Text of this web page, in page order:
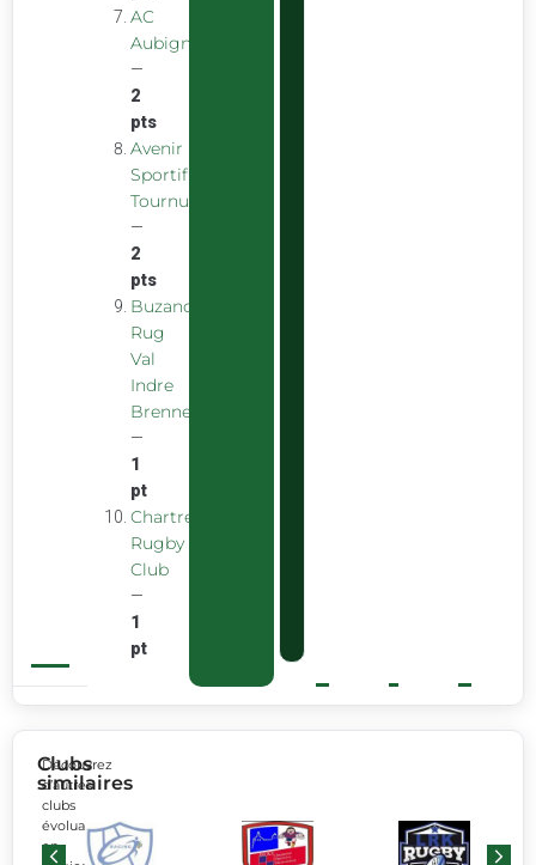
AC
Aubigny
—
2
pts
Avenir
Sportif
Tournus
—
2
pts
Buzancais
Rug
Val
Indre
Brenne
—
1
pt
Chartreuse
Rugby
Club
—
1
pt
Clubs
similaires
Découvrez
d’autres
clubs
évoluant
en